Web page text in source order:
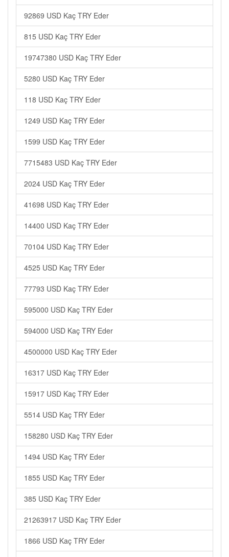
92869 USD Kaç TRY Eder
815 USD Kaç TRY Eder
19747380 USD Kaç TRY Eder
5280 USD Kaç TRY Eder
118 USD Kaç TRY Eder
1249 USD Kaç TRY Eder
1599 USD Kaç TRY Eder
7715483 USD Kaç TRY Eder
2024 USD Kaç TRY Eder
41698 USD Kaç TRY Eder
14400 USD Kaç TRY Eder
70104 USD Kaç TRY Eder
4525 USD Kaç TRY Eder
77793 USD Kaç TRY Eder
595000 USD Kaç TRY Eder
594000 USD Kaç TRY Eder
4500000 USD Kaç TRY Eder
16317 USD Kaç TRY Eder
15917 USD Kaç TRY Eder
5514 USD Kaç TRY Eder
158280 USD Kaç TRY Eder
1494 USD Kaç TRY Eder
1855 USD Kaç TRY Eder
385 USD Kaç TRY Eder
21263917 USD Kaç TRY Eder
1866 USD Kaç TRY Eder